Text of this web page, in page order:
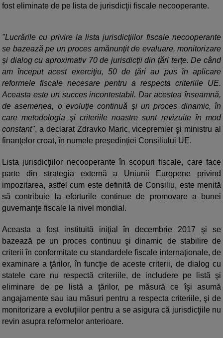
fost eliminate de pe lista de jurisdicţii fiscale necooperante.
"Lucrările cu privire la lista jurisdicţiilor fiscale necooperante
se bazează pe un proces amănunţit de evaluare, monitorizare
şi dialog cu aproximativ 70 de jurisdicţii din ţări terţe. De când
am început acest exerciţiu, 50 de ţări au pus în aplicare
reformele fiscale necesare pentru a respecta criteriile UE.
Aceasta este un succes incontestabil. Dar acestea înseamnă,
de asemenea, o evoluţie continuă şi un proces dinamic, în
care metodologia şi criteriile noastre sunt revizuite în mod
constant", a declarat Zdravko Maric, vicepremier şi ministru al
finanţelor croat, în numele preşedinţiei Consiliului UE.
Lista jurisdicţiilor necooperante în scopuri fiscale, care face
parte din strategia externă a Uniunii Europene privind
impozitarea, astfel cum este definită de Consiliu, este menită
să contribuie la eforturile continue de promovare a bunei
guvernanţe fiscale la nivel mondial.
Aceasta a fost instituită iniţial în decembrie 2017 şi se
bazează pe un proces continuu şi dinamic de stabilire de
criterii în conformitate cu standardele fiscale internaţionale, de
examinare a ţărilor, în funcţie de aceste criterii, de dialog cu
statele care nu respectă criteriile, de includere pe listă şi
eliminare de pe listă a ţărilor, pe măsură ce îşi asumă
angajamente sau iau măsuri pentru a respecta criteriile, şi de
monitorizare a evoluţiilor pentru a se asigura că jurisdicţiile nu
revin asupra reformelor anterioare.